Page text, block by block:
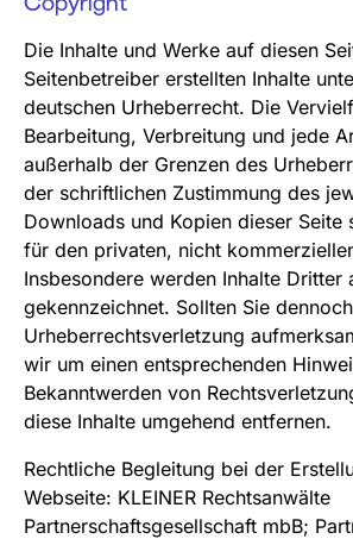
Die Inhalte und Werke auf diesen
Seitenbetreiber erstellten Inhalte
deutschen Urheberrecht. Die
Bearbeitung, Verbreitung und jede
außerhalb der Grenzen des
der schriftlichen Zustimmung des
Downloads und Kopien dieser Seite
für den privaten, nicht
Insbesondere werden Inhalte Dritter
gekennzeichnet. Sollten Sie
Urheberrechtsverletzung
wir um einen entsprechenden
Bekanntwerden von
diese Inhalte umgehend entfernen.
Rechtliche Begleitung bei der
Webseite: KLEINER Rechtsanwälte
Partnerschaftsgesellschaft mbB;